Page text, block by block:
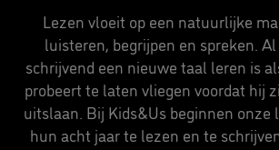
Lezen vloeit op een natuurlijke
luisteren, begrijpen en spreken.
schrijvend een nieuwe taal leren is
probeert te laten vliegen voordat hij
uitslaan. Bij Kids&Us beginnen onze
hun acht jaar te lezen en te